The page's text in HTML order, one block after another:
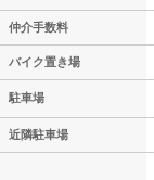
仲介手数料
バイク置き場
駐車場
近隣駐車場